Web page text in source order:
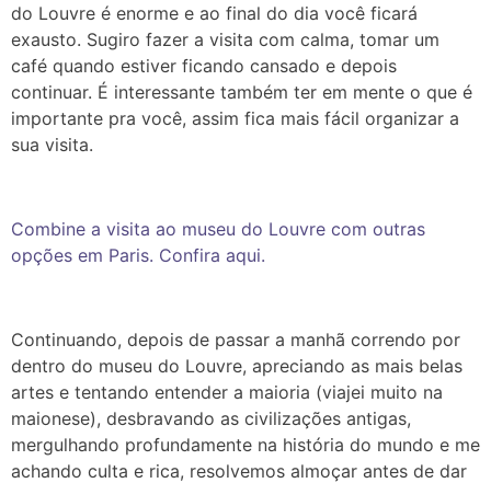
do Louvre é enorme e ao final do dia você ficará
exausto. Sugiro fazer a visita com calma, tomar um
café quando estiver ficando cansado e depois
continuar. É interessante também ter em mente o que é
importante pra você, assim fica mais fácil organizar a
sua visita.
Combine a visita ao museu do Louvre com outras
opções em Paris. Confira aqui.
Continuando, depois de passar a manhã correndo por
dentro do museu do Louvre, apreciando as mais belas
artes e tentando entender a maioria (viajei muito na
maionese), desbravando as civilizações antigas,
mergulhando profundamente na história do mundo e me
achando culta e rica, resolvemos almoçar antes de dar